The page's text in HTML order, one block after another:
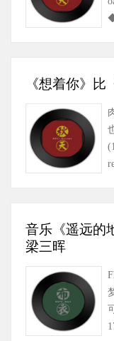
《想着你》
音乐《遥远的
梁三晖